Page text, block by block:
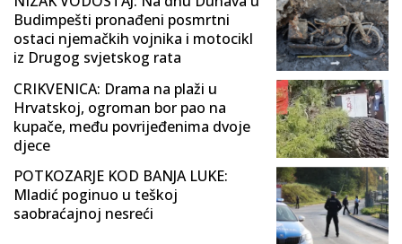
Budimpešti pronađeni posmrtni
ostaci njemačkih vojnika i motocikl
iz Drugog svjetskog rata
CRIKVENICA: Drama na plaži u
Hrvatskoj, ogroman bor pao na
kupače, među povrijeđenima dvoje
djece
POTKOZARJE KOD BANJA LUKE:
Mladić poginuo u teškoj
saobraćajnoj nesreći